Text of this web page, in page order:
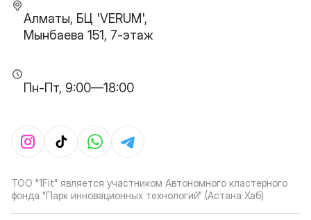
Алматы, БЦ 'VERUM',
Мынбаева 151, 7-этаж
Пн-Пт, 9:00—18:00
ТОО "1Fit" является участником Автономного кластерного
фонда "Парк инновационных технологий" (Астана Хаб)